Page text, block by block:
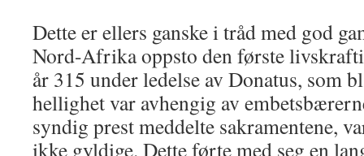
Dette er ellers ganske i tråd med god
Nord-Afrika oppsto den første
år 315 under ledelse av Donatus, som
hellighet var avhengig av
syndig prest meddelte sakra­mentene,
ikke gyldige. Dette førte med seg en